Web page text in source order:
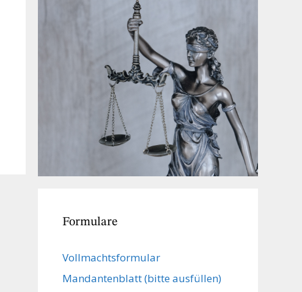
Formulare
Vollmachts­formular
Mandanten­blatt (bitte ausfüllen)